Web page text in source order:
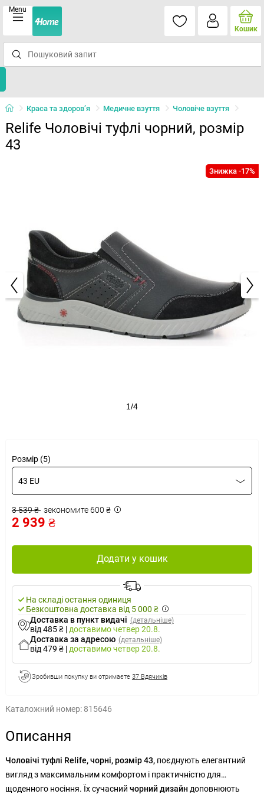
Menu
Кошик
Краса та здоров’я Медичне взуття Чоловіче взуття
Relife Чоловічі туфлі чорний, розмір
43
Знижка -17%
1/4
Розмір (5)
43 EU
3 539 ₴ зекономите 600 ₴
2 939 ₴
Додати у кошик
На складі остання одиниця
Безкоштовна доставка від 5 000 ₴
Доставка в пункт видачі (детальніше)
від 485 ₴ | доставимочетвер 20.8.
Доставка за адресою (детальніше)
від 479 ₴ | доставимочетвер 20.8.
Зробивши покупку ви отримаєте 37 Вдячиків
Каталожний номер: 815646
Описання
Чоловічі туфлі Relife, чорні, розмір 43,поєднують елегантний
вигляд з максимальним комфортом і практичністю для
щоденного носіння. Їх сучасний чорний дизайндоповнюють